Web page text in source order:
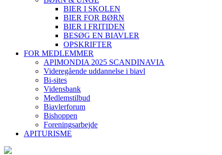
BIER I SKOLEN
BIER FOR BØRN
BIER I FRITIDEN
BESØG EN BIAVLER
OPSKRIFTER
FOR MEDLEMMER
APIMONDIA 2025 SCANDINAVIA
Videregående uddannelse i biavl
Bi-sites
Vidensbank
Medlemstilbud
Biavlerforum
Bishoppen
Foreningsarbejde
APITURISME